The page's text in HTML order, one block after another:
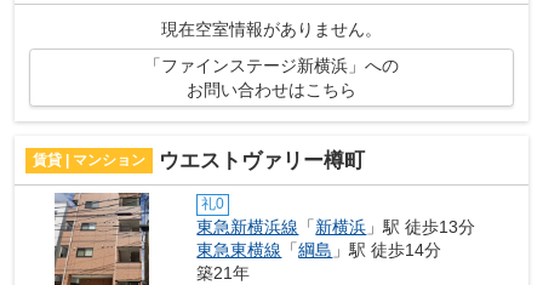
ット非公開の物件からもお探し致します‼ ...
現在空室情報がありません。
「ファインステージ新横浜」への
お問い合わせはこちら
賃貸 | マンション ウエストヴァリー樽町
礼0
東急新横浜線 「新横浜 」駅 徒歩13分
東急東横線 「綱島 」駅 徒歩14分
築21年